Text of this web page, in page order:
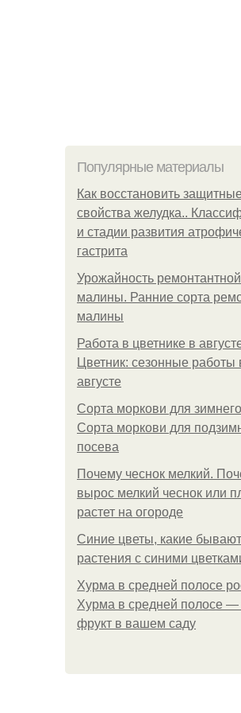
Популярные материалы
Как восстановить защитные
свойства желудка..
и стадии развития
гастрита
Урожайность ремонтантной
малины. Ранние сорта
малины
Работа в цветнике в
Цветник: сезонные работы
августе
Сорта моркови для
Сорта моркови для
посева
Почему чеснок мелкий.
вырос мелкий чеснок или
растет на огороде
Синие цветы, какие
растения с синими
Хурма в средней полосе
Хурма в средней полосе —
фрукт в вашем саду